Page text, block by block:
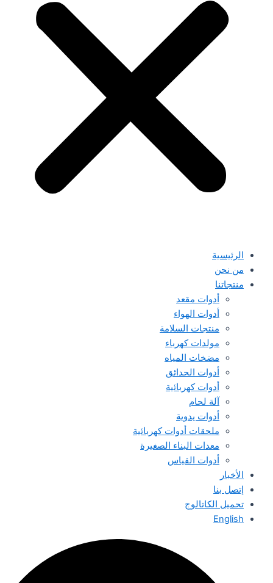
الرئيسية
من نحن
منتجاتنا
أدوات مقعد
أدوات الهواء
منتجات السلامة
مولدات كهرباء
مضخات المياه
أدوات الحدائق
أدوات كهربائية
آلة لحام
أدوات يدوية
ملحقات أدوات كهربائية
معدات البناء الصغيرة
أدوات القياس
الأخبار
إتصل بنا
تحميل الكاتالوج
English